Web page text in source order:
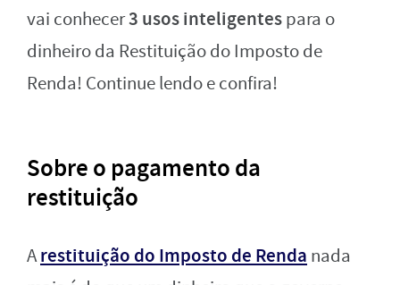
vai conhecer3 usos inteligentespara o
dinheiro da Restituição do Imposto de
Renda! Continue lendo e confira!
Sobre o pagamento da
restituição
Arestituição do Imposto de Renda nada